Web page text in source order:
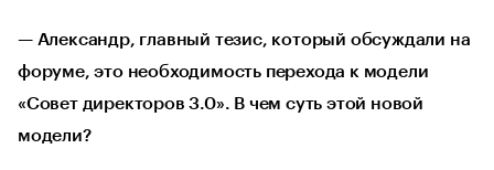
— Александр, главный тезис, который обсуждали на
форуме, это необходимость перехода к модели
«Совет директоров 3.0». В чем суть этой новой
модели?